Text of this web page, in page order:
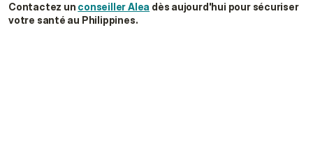
Contactez un conseiller Alea dès aujourd'hui pour sécuriser
votre santé au Philippines.